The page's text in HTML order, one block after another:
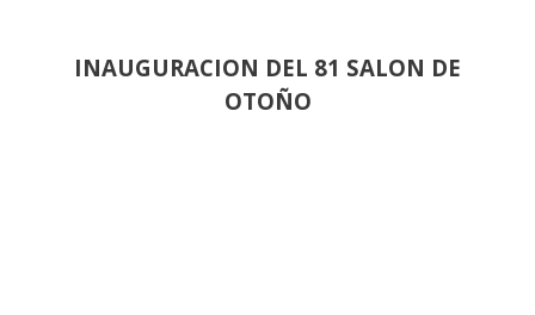
INAUGURACION DEL 81 SALON DE
OTOÑO